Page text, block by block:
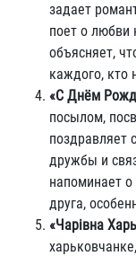
задает
поет о любви
объясняет,
каждого, кто
«С Днём
посылом,
поздравляет
дружбы и
напоминает
друга,
«Чарiвна